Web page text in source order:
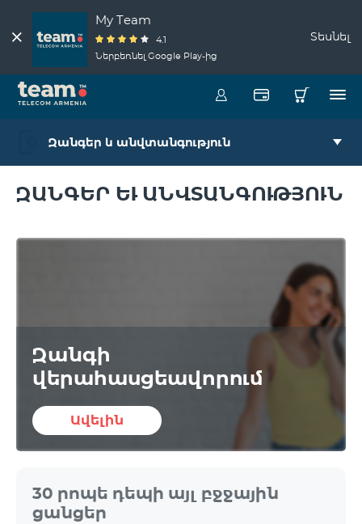
My Team
4.1
Ներբեռնել Google Play-ից
Տեսնել
Զանգեր և անվտանգություն
ԶԱՆԳԵՐ ԵՒ ԱՆՎՏԱՆԳՈՒԹՅՈՒՆ
Զանգի
վերահասցեավորում
Ավելին
30 րոպե դեպի այլ բջջային
ցանցեր